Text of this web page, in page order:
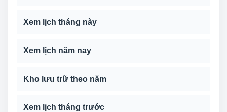
Xem lịch tháng này
Xem lịch năm nay
Kho lưu trữ theo năm
Xem lịch tháng trước